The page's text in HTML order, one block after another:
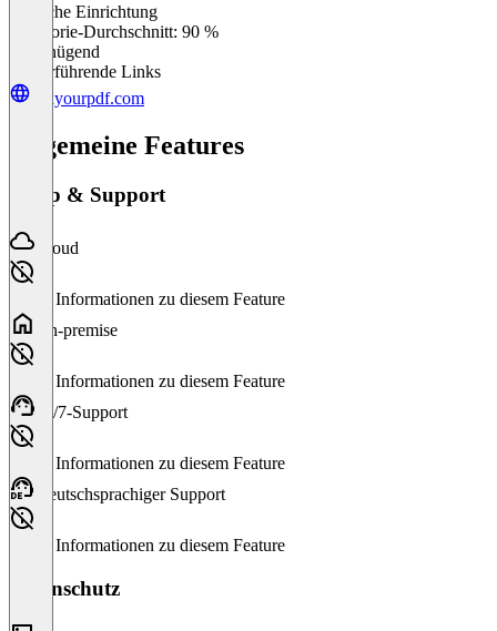
Einfache Einrichtung
Kategorie-Durchschnitt: 90 %
Ungenügend
Weiterführende Links
askyourpdf.com
Allgemeine Features
Setup & Support
Cloud
Keine Informationen zu diesem Feature
On-premise
Keine Informationen zu diesem Feature
24/7-Support
Keine Informationen zu diesem Feature
Deutschsprachiger Support
Keine Informationen zu diesem Feature
Datenschutz